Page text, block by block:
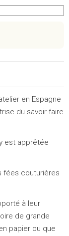
en Espagne
du savoir-faire
est apprêtée
fées couturières
à leur
de grande
papier ou que